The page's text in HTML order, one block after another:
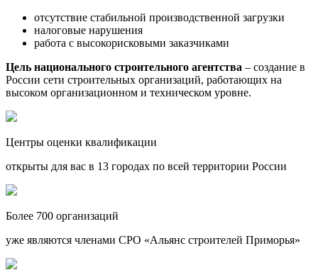
отсутствие стабильной производственной загрузки
налоговые нарушения
работа с высокорисковыми заказчиками
Цель национального строительного агентства – создание в
России сети строительных организаций, работающих на
высоком организационном и техническом уровне.
Центры оценки квалификации
открыты для вас в 13 городах по всей территории России
Более 700 организаций
уже являются членами СРО «Альянс строителей Приморья»